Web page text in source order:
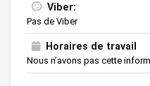
Viber:
Pas de Viber
Horaires de travail
Nous n’avons pas cette